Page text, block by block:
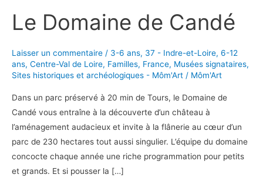
Le Domaine de Candé
Laisser un commentaire / 3-6 ans, 37 - Indre-et-Loire, 6-12
ans, Centre-Val de Loire, Familles, France, Musées signataires,
Sites historiques et archéologiques - Môm'Art / Môm'Art
Dans un parc préservé à 20 min de Tours, le Domaine de
Candé vous entraîne à la découverte d’un château à
l’aménagement audacieux et invite à la flânerie au cœur d’un
parc de 230 hectares tout aussi singulier. L’équipe du domaine
concocte chaque année une riche programmation pour petits
et grands. Et si pousser la […]